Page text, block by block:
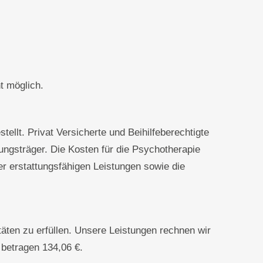
möglich.
Privat Versicherte und Beihilfeberechtigte
Die Kosten für die Psychotherapie
erstattungsfähigen Leistungen sowie die
zu erfüllen. Unsere Leistungen rechnen wir
134,06 €.